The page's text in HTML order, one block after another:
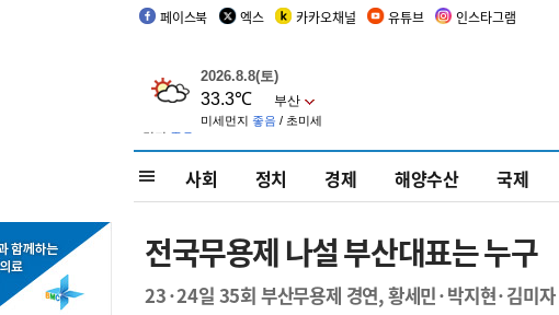
페이스북 엑스 카카오채널 유튜브 인스타그램
사회 정치 경제 해양수산 국제
전국무용제 나설 부산대표는 누구
23·24일 35회 부산무용제 경연, 황세민·박지현·김미